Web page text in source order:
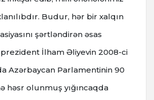
Budur, hər bir xalqın
şərtləndirən əsas
İlham Əliyevin 2008-ci
Azərbaycan Parlamentinin 90
həsr olunmuş yığıncaqda